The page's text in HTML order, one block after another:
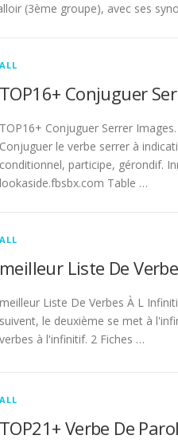
(3ème groupe), avec ses
ALL
TOP16+ Conjuguer
TOP16+ Conjuguer Serrer
Conjuguer le verbe serrer à
conditionnel, participe, gérondif.
lookaside.fbsbx.com Table …
ALL
meilleur Liste De
meilleur Liste De Verbes À L
suivent, le deuxième se met à
verbes à l'infinitif. 2 Fiches …
ALL
TOP21+ Verbe De